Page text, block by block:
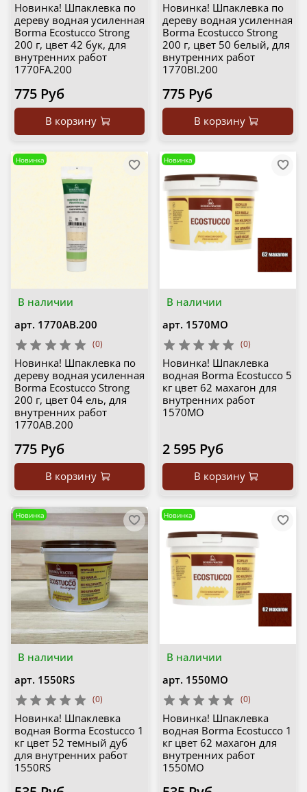
Новинка! Шпаклевка по
дереву водная усиленная
Borma Ecostucco Strong
200 г, цвет 42 бук, для
внутренних работ
1770FA.200
775 Руб
В корзину
Новинка! Шпаклевка по
дереву водная усиленная
Borma Ecostucco Strong
200 г, цвет 50 белый, для
внутренних работ
1770BI.200
775 Руб
В корзину
В наличии
Новинка
арт. 1770AB.200
(0)
Новинка! Шпаклевка по
дереву водная усиленная
Borma Ecostucco Strong
200 г, цвет 04 ель, для
внутренних работ
1770AB.200
775 Руб
В корзину
В наличии
Новинка
арт. 1570MO
(0)
Новинка! Шпаклевка
водная Borma Ecostucco 5
кг цвет 62 махагон для
внутренних работ
1570MO
2 595 Руб
В корзину
В наличии
Новинка
арт. 1550RS
(0)
Новинка! Шпаклевка
водная Borma Ecostucco 1
кг цвет 52 темный дуб
для внутренних работ
1550RS
В наличии
Новинка
арт. 1550MO
(0)
Новинка! Шпаклевка
водная Borma Ecostucco 1
кг цвет 62 махагон для
внутренних работ
1550MO